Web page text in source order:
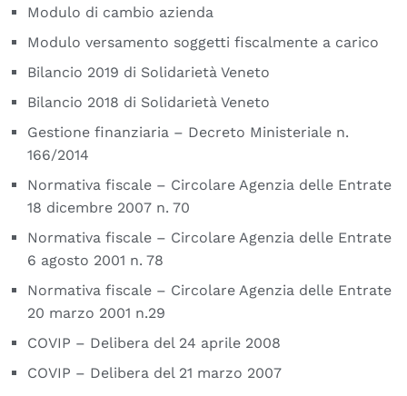
Modulo di cambio azienda
Modulo versamento soggetti fiscalmente a carico
Bilancio 2019 di Solidarietà Veneto
Bilancio 2018 di Solidarietà Veneto
Gestione finanziaria – Decreto Ministeriale n.
166/2014
Normativa fiscale – Circolare Agenzia delle Entrate
18 dicembre 2007 n. 70
Normativa fiscale – Circolare Agenzia delle Entrate
6 agosto 2001 n. 78
Normativa fiscale – Circolare Agenzia delle Entrate
20 marzo 2001 n.29
COVIP – Delibera del 24 aprile 2008
COVIP – Delibera del 21 marzo 2007